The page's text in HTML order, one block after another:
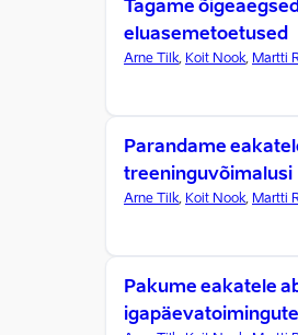
Tagame õigeaegsed
eluasemetoetused
Arne Tilk, Koit Nook, Martti
Parandame
treeninguvõimalusi
Arne Tilk, Koit Nook, Martti
Pakume eakatele